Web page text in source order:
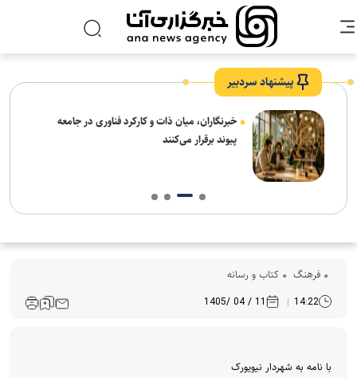
پیشنهاد سردبیر
خبرنگاران، میان ذات و کارکرد فناوری در جامعه
پیوند برقرار می‌کنند
فرهنگ‌ کتاب و رسانه
14:22
11 / 04 /1405
با نامه به شهردار نیویورک